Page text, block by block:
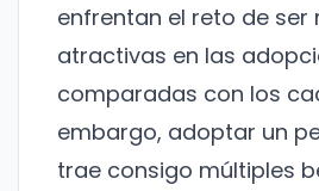
enfrentan el reto de ser
atractivas en las
comparadas con los
embargo, adoptar un
trae consigo múltiples